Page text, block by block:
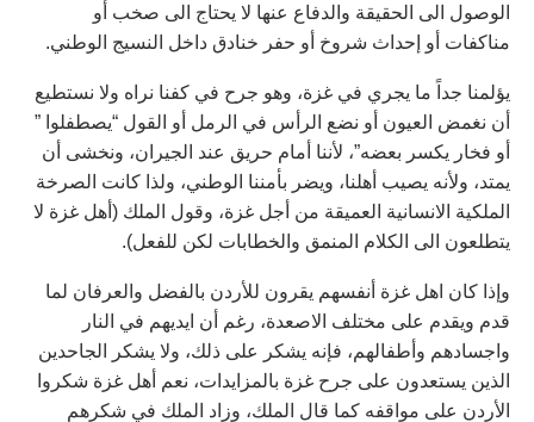
الوصول الى الحقيقة والدفاع عنها لا يحتاج الى صخب أو
مناكفات أو إحداث شروخ أو حفر خنادق داخل النسيج الوطني.
يؤلمنا جداً ما يجري في غزة، وهو جرح في كفنا نراه ولا نستطيع
أن نغمض العيون أو نضع الرأس في الرمل أو القول “يصطفلوا ”
أو فخار يكسر بعضه”، لأننا أمام حريق عند الجيران، ونخشى أن
يمتد، ولأنه يصيب أهلنا، ويضر بأمننا الوطني، ولذا كانت الصرخة
الملكية الانسانية العميقة من أجل غزة، وقول الملك (أهل غزة لا
يتطلعون الى الكلام المنمق والخطابات لكن للفعل).
وإذا كان اهل غزة أنفسهم يقرون للأردن بالفضل والعرفان لما
قدم ويقدم على مختلف الاصعدة، رغم أن ايديهم في النار
واجسادهم وأطفالهم، فإنه يشكر على ذلك، ولا يشكر الجاحدين
الذين يستعدون على جرح غزة بالمزايدات، نعم أهل غزة شكروا
الأردن على مواقفه كما قال الملك، وزاد الملك في شكرهم